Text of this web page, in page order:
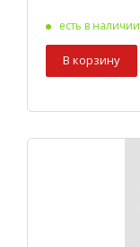
есть в наличии
В корзину